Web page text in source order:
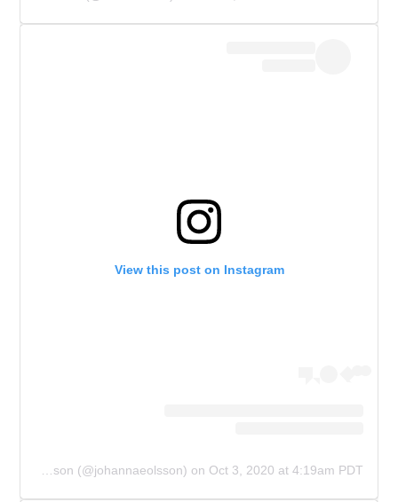
View this post on Instagram
A post shared by Johanna Emma Olsson (@johannaeolsson) on Oct 3, 2020 at 4:19am PDT